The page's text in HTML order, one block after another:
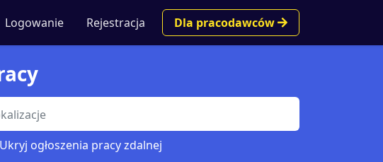
Logowanie Rejestracja Dla pracodawców
Ukryj ogłoszenia pracy zdalnej